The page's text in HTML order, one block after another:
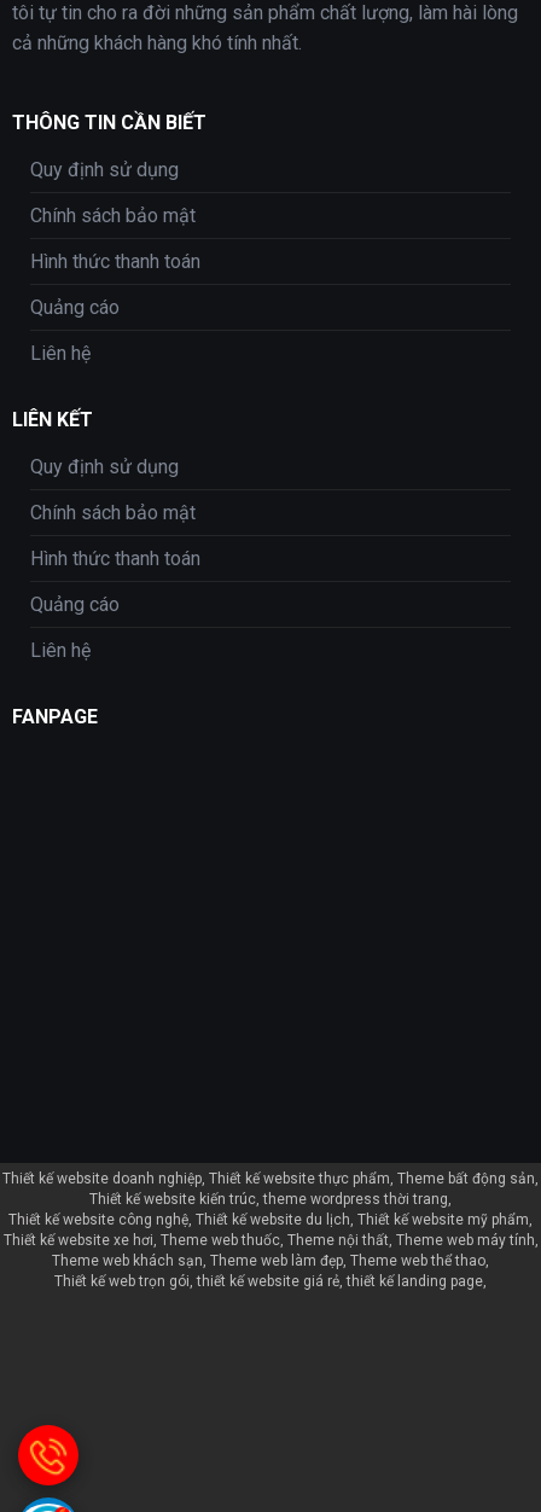
tôi tự tin cho ra đời những sản phẩm chất lượng, làm hài lòng
cả những khách hàng khó tính nhất.
THÔNG TIN CẦN BIẾT
Quy định sử dụng
Chính sách bảo mật
Hình thức thanh toán
Quảng cáo
Liên hệ
LIÊN KẾT
Quy định sử dụng
Chính sách bảo mật
Hình thức thanh toán
Quảng cáo
Liên hệ
FANPAGE
Thiết kế website doanh nghiệp Thiết kế website thực phẩm Theme bất động sản
Thiết kế website kiến trúc theme wordpress thời trang
Thiết kế website công nghệ Thiết kế website du lịch Thiết kế website mỹ phẩm
Thiết kế website xe hơi Theme web thuốc Theme nội thất Theme web máy tính
Theme web khách sạn Theme web làm đẹp Theme web thể thao
Thiết kế web trọn gói thiết kế website giá rẻ thiết kế landing page